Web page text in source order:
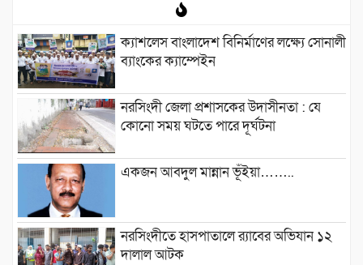
ক্যাশলেস বাংলাদেশ বিনির্মাণের লক্ষ্যে সোনালী
ব্যাংকের ক্যাম্পেইন
নরসিংদী জেলা প্রশাসকের উদাসীনতা : যে
কোনো সময় ঘটতে পারে দূর্ঘটনা
একজন আবদুল মান্নান ভূঁইয়া……..
নরসিংদীতে হাসপাতালে র‍্যাবের অভিযান ১২
দালাল আটক